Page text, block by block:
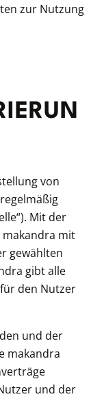
zur Nutzung
von
Mit der
mit
gewählten
gibt alle
den Nutzer
und der
makandra
und der